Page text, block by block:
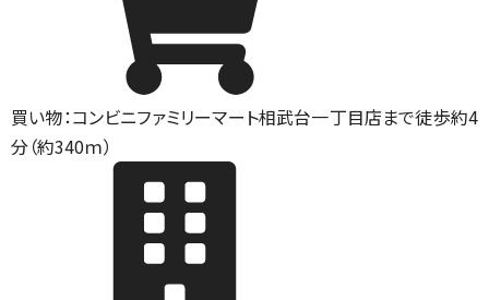
買い物：コンビニファミリーマート相武台一丁目店まで徒歩約4
分（約340ｍ）